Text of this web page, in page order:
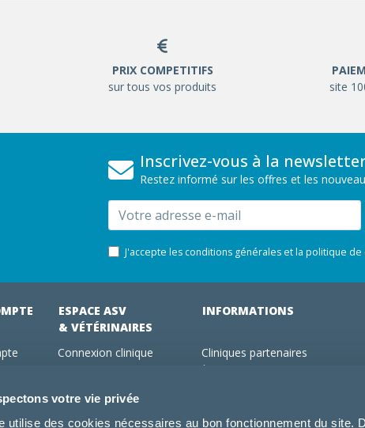
votre vie privée
utilise des cookies nécessaires au bon fonctionnement du site.
PRIX COMPETITIFS
sur tous vos produits
site
Inscrivez-vous à la
Restez informé sur les offres et les
Email
J'accepte les conditions générales et la politique
ESPACE ASV
& VÉTÉRINAIRES
Connexion clinique
Abonnements
Devenir adhérent Vétorino
INFORMATIONS
Cliniques partenaires